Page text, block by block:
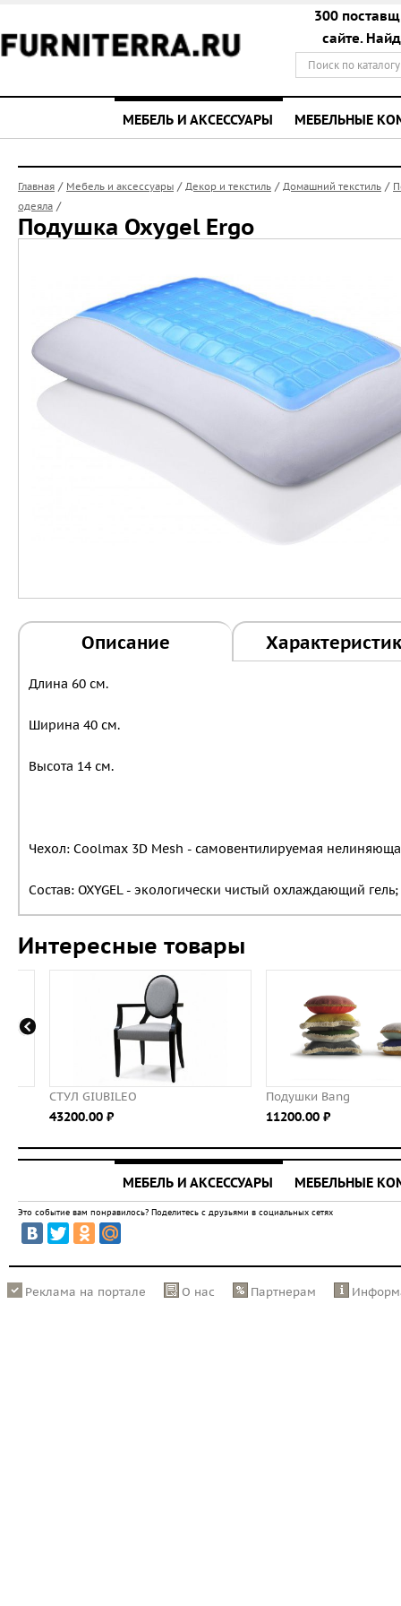
300
сайте.
МЕБЕЛЬ И АКСЕССУАРЫ МЕБЕЛЬНЫЕ
Главная / Мебель и аксессуары / Декор и текстиль / Домашний текстиль /
одеяла /
Подушка Oxygel Ergo
Описание
Длина 60 см.
Ширина 40 см.
Высота 14 см.
Чехол: Coolmax 3D Mesh - самовентилируемая
Состав: OXYGEL - экологически чистый охлаждающий
Интересные товары
СТУЛ GIUBILEO
43200.00 ⃏
Подушки Bang
11200.00 ⃏
МЕБЕЛЬ И АКСЕССУАРЫ МЕБЕЛЬНЫЕ
Это событие вам понравилось? Поделитесь с друзьями в социальных сетях
Реклама на портале О нас Партнерам